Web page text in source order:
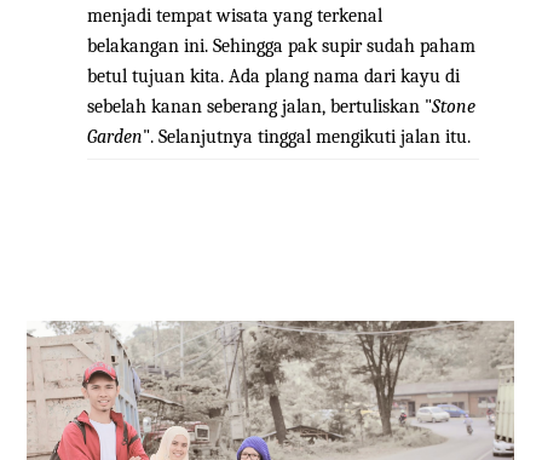
menjadi tempat wisata yang terkenal
belakangan ini. Sehingga pak supir sudah paham
betul tujuan kita. Ada plang nama dari kayu di
sebelah kanan seberang jalan, bertuliskan "Stone
Garden". Selanjutnya tinggal mengikuti jalan itu.